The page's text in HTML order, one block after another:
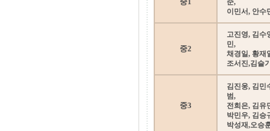
준,
이민서, 안수
중2
고진영, 김수
민,
채경일, 황재
조서진,김슬
중3
김진웅, 김민
범,
전희은, 김유
박민우, 김승
박성재,오승